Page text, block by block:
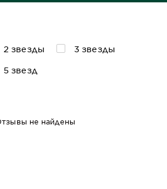
2 звезды
3 звезды
5 звезд
не найдены